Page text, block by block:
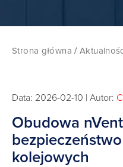
Strona główna /
Data: 2026-02-10 | Autor:
Obudowa
kolejowych